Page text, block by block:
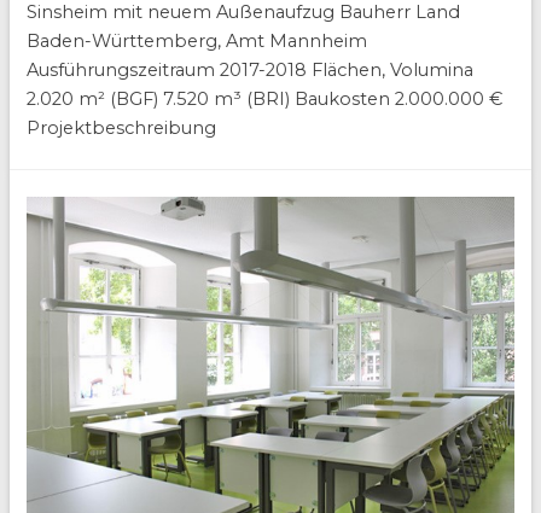
Sinsheim mit neuem Außenaufzug Bauherr Land
Baden-Württemberg, Amt Mannheim
Ausführungszeitraum 2017-2018 Flächen, Volumina
2.020 m² (BGF) 7.520 m³ (BRI) Baukosten 2.000.000 €
Projektbeschreibung